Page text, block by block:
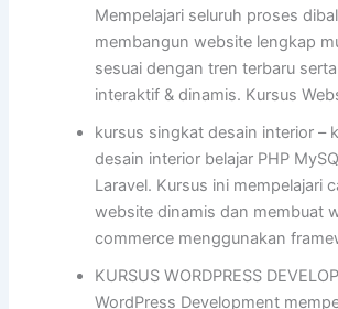
Mempelajari seluruh proses
membangun website lengkap
sesuai dengan tren terbaru
interaktif & dinamis. Kursus
kursus singkat desain interior –
desain interior belajar PHP
Laravel. Kursus ini mempelajari
website dinamis dan membuat
commerce menggunakan
KURSUS WORDPRESS
WordPress Development